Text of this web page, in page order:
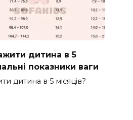
дитина в 5
показники ваги
дитина в 5 місяців?